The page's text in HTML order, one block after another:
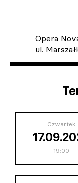
Opera
ul.
Czwartek
19:00